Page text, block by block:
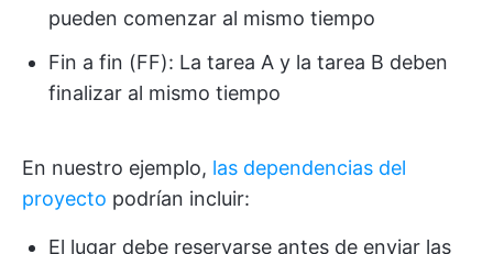
pueden comenzar al mismo tiempo
Fin a fin (FF): La tarea A y la tarea B deben
finalizar al mismo tiempo
En nuestro ejemplo, las dependencias del
proyecto podrían incluir:
El lugar debe reservarse antes de enviar las